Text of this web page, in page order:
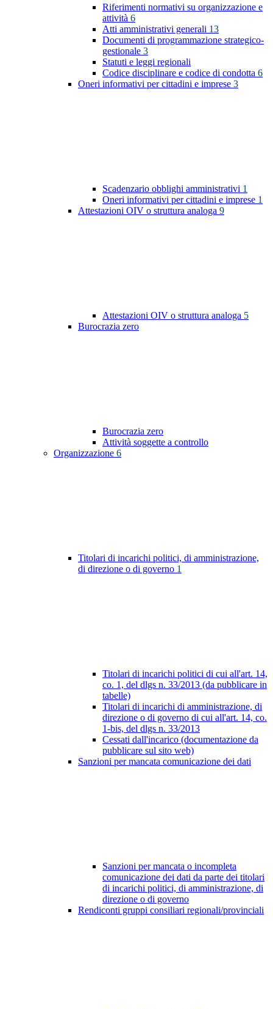
Riferimenti normativi su organizzazione e
attività 6
Atti amministrativi generali 13
Documenti di programmazione strategico-
gestionale 3
Statuti e leggi regionali
Codice disciplinare e codice di condotta 6
Oneri informativi per cittadini e imprese 3
Scadenzario obblighi amministrativi 1
Oneri informativi per cittadini e imprese 1
Attestazioni OIV o struttura analoga 9
Attestazioni OIV o struttura analoga 5
Burocrazia zero
Burocrazia zero
Attività soggette a controllo
Organizzazione 6
Titolari di incarichi politici, di amministrazione,
di direzione o di governo 1
Titolari di incarichi politici di cui all'art. 14,
co. 1, del dlgs n. 33/2013 (da pubblicare in
tabelle)
Titolari di incarichi di amministrazione, di
direzione o di governo di cui all'art. 14, co.
1-bis, del dlgs n. 33/2013
Cessati dall'incarico (documentazione da
pubblicare sul sito web)
Sanzioni per mancata comunicazione dei dati
Sanzioni per mancata o incompleta
comunicazione dei dati da parte dei titolari
di incarichi politici, di amministrazione, di
direzione o di governo
Rendiconti gruppi consiliari regionali/provinciali